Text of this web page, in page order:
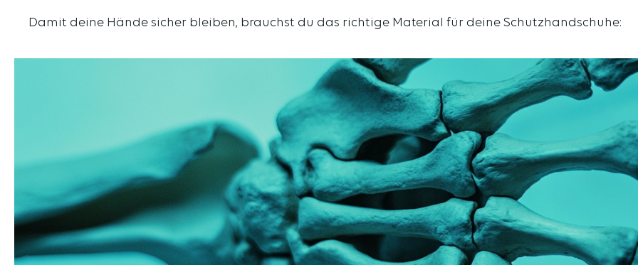
Damit deine Hände sicher bleiben, brauchst du das richtige Material für deine Schutzhandschuhe: